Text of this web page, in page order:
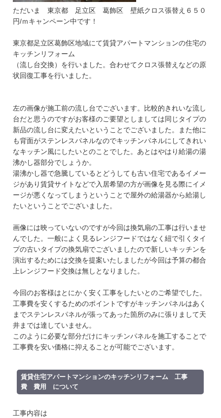
ただいま 東京都 足立区 葛飾区 壁紙クロス張替え６５０
円/ｍキャンペーン中です！
東京都足立区葛飾区地域にて賃貸アパートマンションの住宅の
キッチンリフォーム
（流し台交換）を行いました。合わせてクロス張替えなどの原
状回復工事を行いました。
左の画像が施工前の流し台でございます。比較的きれいな流し
台だと思うのですがお客様のご要望としましては同じタイプの
新品の流し台に変えたいということでございました。また他に
も背面がステンレスパネルなのでキッチンパネルにしてきれい
なキッチン風にしたいとのことでした。あとはやはり給湯の湯
沸かし器部分でしょうか。
湯沸かし器で急騰しているとどうしても古い住宅であるイメー
ジがあり賃貸サイトなどで入居希望の方が画像を見る際にイメ
ージが悪くなってしまうということで屋外の給湯器から給湯し
たいということでございました。
画像には映っていないのですが今回は換気扇の工事は行いませ
んでした。一般によく見るレンジフードではなく紐で引くタイ
プの古いタイプの換気扇でございましたので新しいキッチンを
演出するためには交換を提案いたしましたが今回は予算の都合
上レンジフード交換は無しとなりました。
今回のお客様はとにかく安く工事をしたいとのご希望でした。
工事費を安くするためのポイントですがキッチンパネルはあく
までステンレスパネルが張ってあった箇所のみに張りまして天
井までは達していません。
このように必要な部分だけにキッチンパネルを施工することで
工事費を安い価格に抑えることが可能でございます。
賃貸住宅アパートマンションのキッチンリフォーム 工事
費 費用 について
工事内容は